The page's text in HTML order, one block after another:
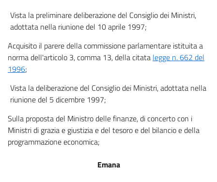
23
25
27
28
30
Vista la preliminare deliberazione del Consiglio dei Ministri,
adottata nella riunione del 10 aprile 1997;
Acquisito il parere della commissione parlamentare istituita a
norma dell'articolo 3, comma 13, della citata legge n. 662 del
1996;
Vista la deliberazione del Consiglio dei Ministri, adottata nella
riunione del 5 dicembre 1997;
Sulla proposta del Ministro delle finanze, di concerto con i
Ministri di grazia e giustizia e del tesoro e del bilancio e della
programmazione economica;
Emana